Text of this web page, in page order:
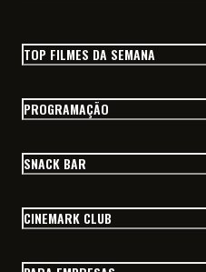
TOP FILMES DA SEMANA
PROGRAMAÇÃO
SNACK BAR
CINEMARK CLUB